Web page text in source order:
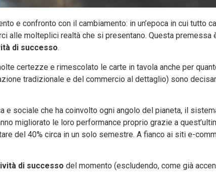
e confronto con il cambiamento: in un’epoca in cui tutto
alle molteplici realtà che si presentano. Questa premessa
di successo.
certezze e rimescolato le carte in tavola anche per
tradizionale e del commercio al dettaglio) sono
e sociale che ha coinvolto ogni angolo del pianeta, il
migliorato le loro performance proprio grazie a
del 40% circa in un solo semestre. A fianco ai siti e-
di successo del momento (escludendo, come già